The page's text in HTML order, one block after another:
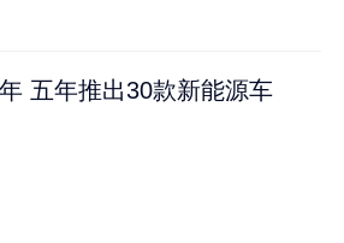
五年推出30款新能源车